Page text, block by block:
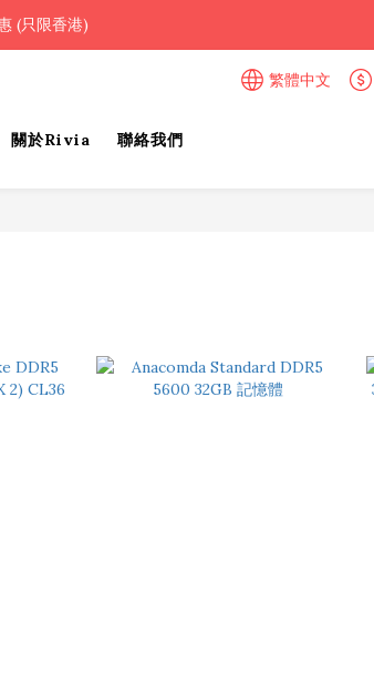
2%優惠🎉
(只限香港)
繁體中文
關於Rivia 聯絡我們